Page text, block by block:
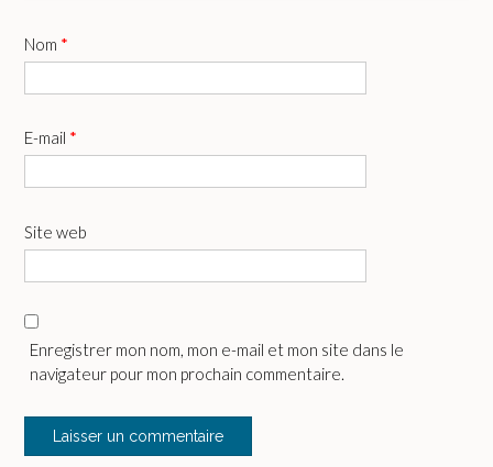
Nom *
E-mail *
Site web
Enregistrer mon nom, mon e-mail et mon site dans le
navigateur pour mon prochain commentaire.